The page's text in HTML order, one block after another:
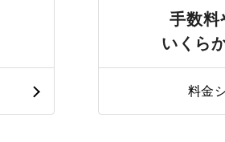
手数料
いくら
料金